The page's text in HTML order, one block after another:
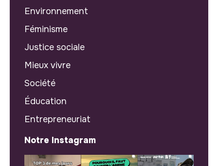
Environnement
Féminisme
Justice sociale
Mieux vivre
Société
Éducation
Entrepreneuriat
Notre Instagram